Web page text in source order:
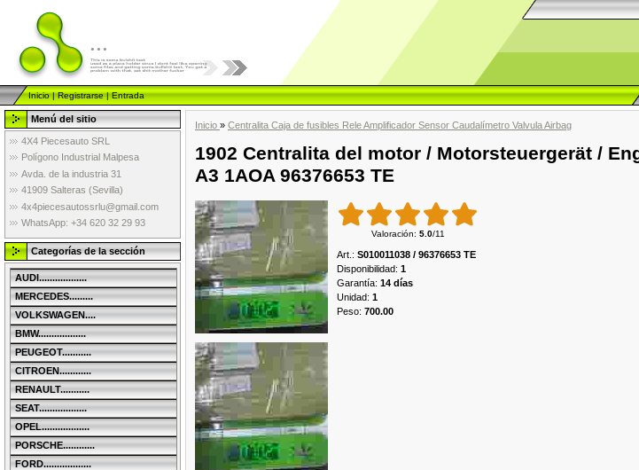
...
Inicio|Registrarse|Entrada
Menú del sitio
4X4 Piecesauto SRL
Polígono Industrial Malpesa
Avda. de la industria 31
41909 Salteras (Sevilla)
4x4piecesautossrlu@gmail.com
WhatsApp: +34 620 32 29 93
Categorías de la sección
AUDI..................
MERCEDES.........
VOLKSWAGEN....
BMW..................
PEUGEOT...........
CITROEN............
RENAULT...........
SEAT..................
OPEL..................
PORSCHE............
FORD..................
Inicio » Centralita Caja de fusibles Rele Amplificador Sensor Caudalímetro Valvula Airbag
1902 Centralita del motor / Motorsteuergerät /
A3 1AOA 96376653 TE
Valoración: 5.0/11
Art. : S010011038 / 96376653 TE
Disponibilidad: 1
Garantía: 14 días
Unidad: 1
Peso: 700.00